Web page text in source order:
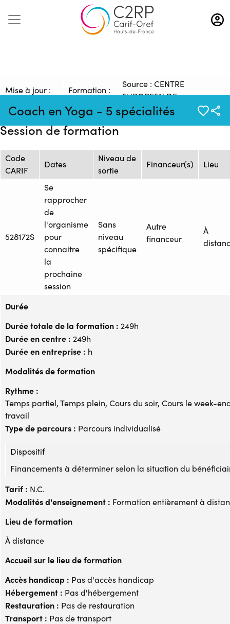
Aller
au
contenu
Coach en Yoga - 5 spécialités
Mise à jour :
Formation :
Source : CENTRE
EUROPEEN DE
FORMATION
Session de formation
Code
CARIF
Dates
Niveau de
sortie
Financeur(s) Lieu
528172S
Se
rapprocher
de
l'organisme
pour
connaitre
la
prochaine
session
Sans
niveau
spécifique
Autre
financeur
À
Durée
Durée totale de la formation : 249h
Durée en centre : 249h
Durée en entreprise : h
Modalités de formation
Rythme :
Temps partiel, Temps plein, Cours du soir, Cours le week-
travail
Type de parcours : Parcours individualisé
Dispositif
Financements à déterminer selon la situation du
Tarif : N.C.
Modalités d'enseignement : Formation entièrement à
Lieu de formation
À distance
Accueil sur le lieu de formation
Accès handicap : Pas d'accès handicap
Hébergement : Pas d'hébergement
Restauration : Pas de restauration
Transport : Pas de transport